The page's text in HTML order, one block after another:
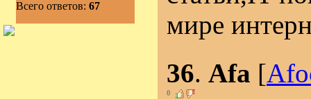
Всего ответов: 67
мире
36. Afa [
0